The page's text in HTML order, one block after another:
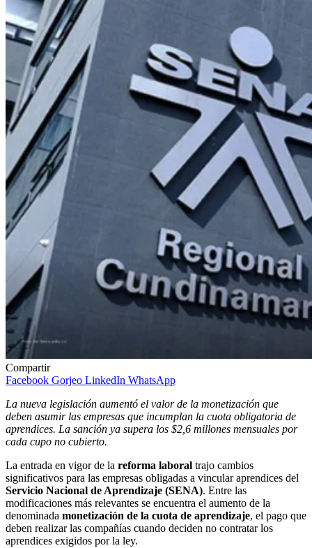
Compartir
Facebook Gorjeo LinkedIn WhatsApp
La nueva legislación aumentó el valor de la monetización que
deben asumir las empresas que incumplan la cuota obligatoria de
aprendices. La sanción ya supera los $2,6 millones mensuales por
cada cupo no cubierto.
La entrada en vigor de la reforma laboral trajo cambios
significativos para las empresas obligadas a vincular aprendices del
Servicio Nacional de Aprendizaje (SENA). Entre las
modificaciones más relevantes se encuentra el aumento de la
denominada monetización de la cuota de aprendizaje, el pago que
deben realizar las compañías cuando deciden no contratar los
aprendices exigidos por la ley.